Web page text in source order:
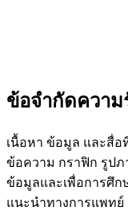
ข้อจำกัดควา
เนื้อหา ข้อมูล และสื่อที่
ข้อความ กราฟิก รูปภ
ข้อมูลและเพื่อการศึ
แนะนำทางการแพทย์